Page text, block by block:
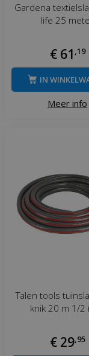
Gardena
life 25
€ 61 19
Meer info
IN
Talen tools
knik 20 m 1/2
€ 29, 95